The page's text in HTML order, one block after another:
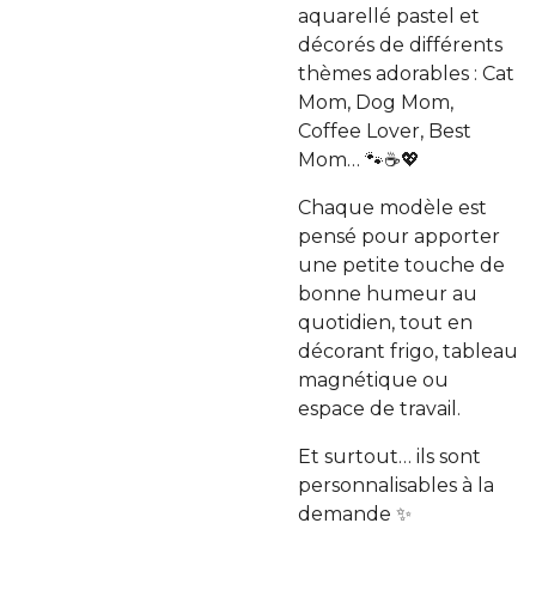
aquarellé pastel et
décorés de différents
thèmes adorables : Cat
Mom, Dog Mom,
Coffee Lover, Best
Mom… 🐾☕💖
Chaque modèle est
pensé pour apporter
une petite touche de
bonne humeur au
quotidien, tout en
décorant frigo, tableau
magnétique ou
espace de travail.
Et surtout… ils sont
personnalisables à la
demande ✨